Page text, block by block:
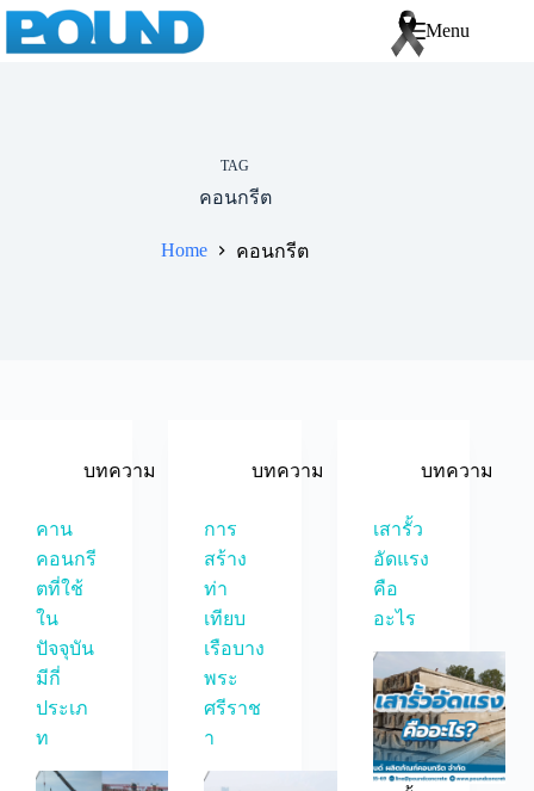
Menu
TAG
คอนกรีต
Home คอนกรีต
บทความ
คาน
คอนกรี
ตที่ใช้
ใน
ปัจจุบัน
มีกี่
ประเภ
ท
บทความ
การ
สร้าง
ท่า
เทียบ
เรือบาง
พระ
ศรีราช
า
บทความ
เสารั้ว
อัดแรง
คือ
อะไร